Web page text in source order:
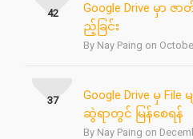
Google Drive မှာ
ည့်ခြင်း
By Nay Paing on
42
Google Drive မှ File
ဆွဲရာတွင် မြန်စေရန်
By Nay Paing on
37